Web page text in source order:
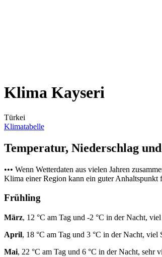
Klima Kayseri
Türkei
Klimatabelle
Temperatur, Niederschlag
••• Wenn Wetterdaten aus vielen Jahren
Klima einer Region kann ein guter Anhaltspunkt
Frühling
März, 12 °C am Tag und -2 °C in der Nacht,
April, 18 °C am Tag und 3 °C in der Nacht, viel
Mai, 22 °C am Tag und 6 °C in der Nacht, sehr